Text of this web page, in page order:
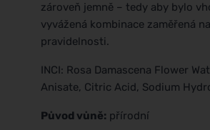
zároveň jemně – tedy aby bylo
vyvážená kombinace zaměřená
pravidelnosti.
INCI: Rosa Damascena Flower
Anisate, Citric Acid, Sodium
Původ vůně: přírodní